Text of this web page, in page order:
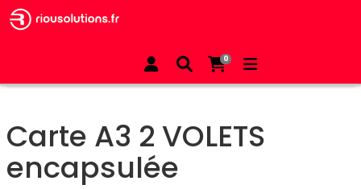
0
Restauration
Carte A3 2 VOLETS encapsulée
Carte A3 2 VOLETS
encapsulée